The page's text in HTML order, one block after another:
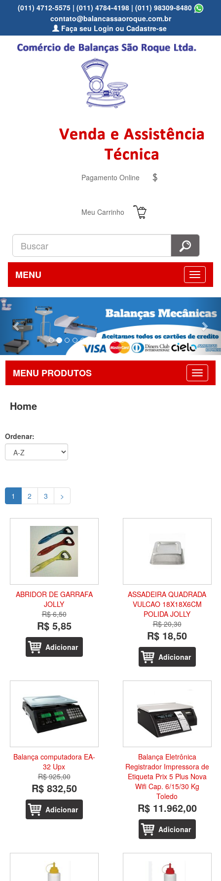
(011) 4712-5575| (011) 4784-4198| (011) 98309-8480
contato@balancassaoroque.com.br
Faça seu Login ou Cadastre-se
Pagamento Online
Meu Carrinho
MENU
Previous
MENU PRODUTOS
Home
Ordenar:
1 2 3 >
ABRIDOR DE GARRAFA
JOLLY
R$ 6,50
R$ 5,85
Adicionar
ASSADEIRA QUADRADA
VULCAO 18X18X6CM
POLIDA JOLLY
R$ 20,30
R$ 18,50
Adicionar
Balança computadora EA-
32 Upx
R$ 925,00
R$ 832,50
Adicionar
Balança Eletrônica
Registrador Impressora de
Etiqueta Prix 5 Plus Nova
Wifi Cap. 6/15/30 Kg
Toledo
R$ 11.962,00
Adicionar